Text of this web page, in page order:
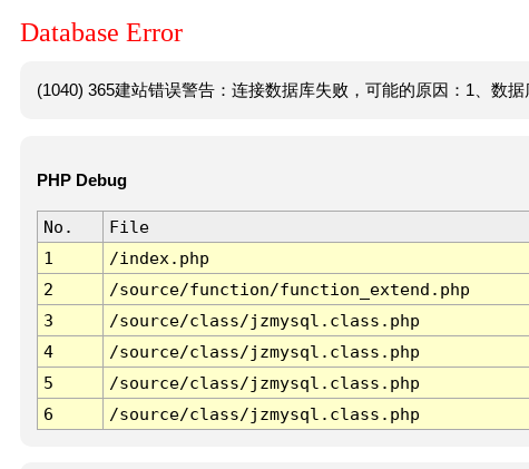
Database Error
(1040) 365建站错误警告：连接数据库失败，可能的原因：1、数据
PHP Debug
No. File
1
/index.php
2
/source/function/function_extend.php
3
/source/class/jzmysql.class.php
4
/source/class/jzmysql.class.php
5
/source/class/jzmysql.class.php
6
/source/class/jzmysql.class.php